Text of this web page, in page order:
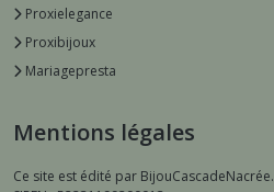
Proxielegance
Proxibijoux
Mariagepresta
Mentions légales
Ce site est édité par BijouCascadeNacrée.